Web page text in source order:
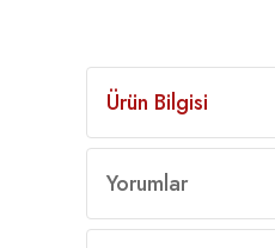
Ürün Bilgisi
Yorumlar